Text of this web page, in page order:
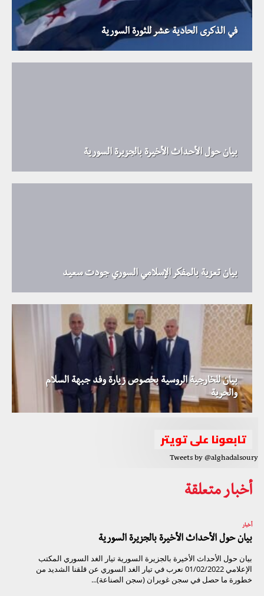
في الذكرى الحادية عشر للثورة السورية
بيان حول الأحداث الأخيرة بالجزيرة السورية
بيان تعزية بالمفكر الإسلامي السوري جودت سعيد
بيان للخارجية الروسية بخصوص زيارة وفد جبهة السلام
والحرية
تابعونا على تويتر
Tweets by @alghadalsoury
أخبار متعلقة
أخبار
بيان حول الأحداث الأخيرة بالجزيرة السورية
بيان حول الأحداث الأخيرة بالجزيرة السورية تيار الغد السوري المكتب
الإعلامي 01/02/2022 نعرب في تيار الغد السوري عن قلقنا الشديد من
خطورة ما حصل في سجن غويران (سجن الصناعة)...